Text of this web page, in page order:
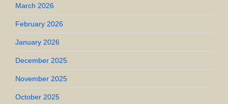
March 2026
February 2026
January 2026
December 2025
November 2025
October 2025